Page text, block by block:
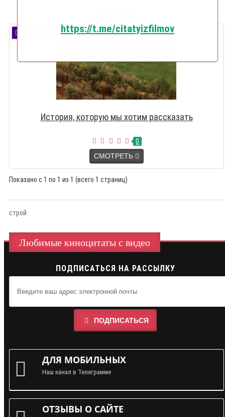
История, которую мы хотим рассказать
0
СМОТРЕТЬ
Показано с 1 по 1 из 1 (всего 1 страниц)
строй
Любимые киноцитаты с видео
ПОДПИСАТЬСЯ НА РАССЫЛКУ
ПОДПИСАТЬСЯ
ДЛЯ МОБИЛЬНЫХ
Наш канал в Телеграмме
ОТЗЫВЫ О САЙТЕ
https://t.me/citatyizfilmov